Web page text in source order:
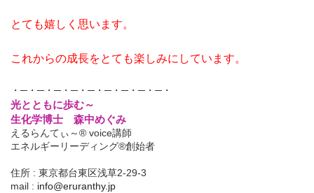
とても嬉しく思います。
これからの成長をとても楽しみにしています。
・─・─・─・─・─・─・─・─・─・
光とともに歩む～
生化学博士 森中めぐみ
えるらんてぃ～® voice講師
エネルギーリーディング®創始者
住所 : 東京都台東区浅草2-29-3
mail : info@eruranthy.jp